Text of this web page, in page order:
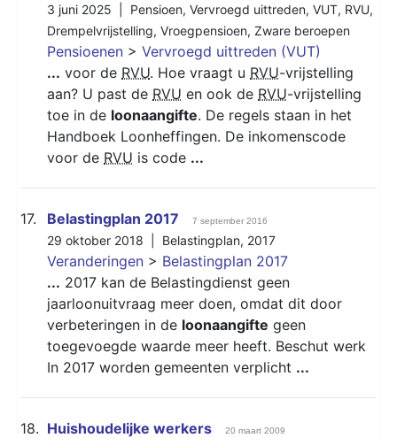
3 juni 2025 | Pensioen, Vervroegd uittreden, VUT, RVU,
Drempelvrijstelling, Vroegpensioen, Zware beroepen
Pensioenen > Vervroegd uittreden (VUT)
... voor de RVU. Hoe vraagt u RVU-vrijstelling
aan? U past de RVU en ook de RVU-vrijstelling
toe in de loonaangifte. De regels staan in het
Handboek Loonheffingen. De inkomenscode
voor de RVU is code ...
17. Belastingplan 2017 7 september 2016
29 oktober 2018 | Belastingplan, 2017
Veranderingen > Belastingplan 2017
... 2017 kan de Belastingdienst geen
jaarloonuitvraag meer doen, omdat dit door
verbeteringen in de loonaangifte geen
toegevoegde waarde meer heeft. Beschut werk
In 2017 worden gemeenten verplicht ...
18. Huishoudelijke werkers 20 maart 2009